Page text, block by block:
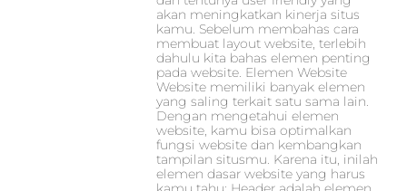
akan meningkatkan kinerja situs
kamu. Sebelum membahas cara
membuat layout website, terlebih
dahulu kita bahas elemen penting
pada website. Elemen Website
Website memiliki banyak elemen
yang saling terkait satu sama lain.
Dengan mengetahui elemen
website, kamu bisa optimalkan
fungsi website dan kembangkan
tampilan situsmu. Karena itu, inilah
elemen dasar website yang harus